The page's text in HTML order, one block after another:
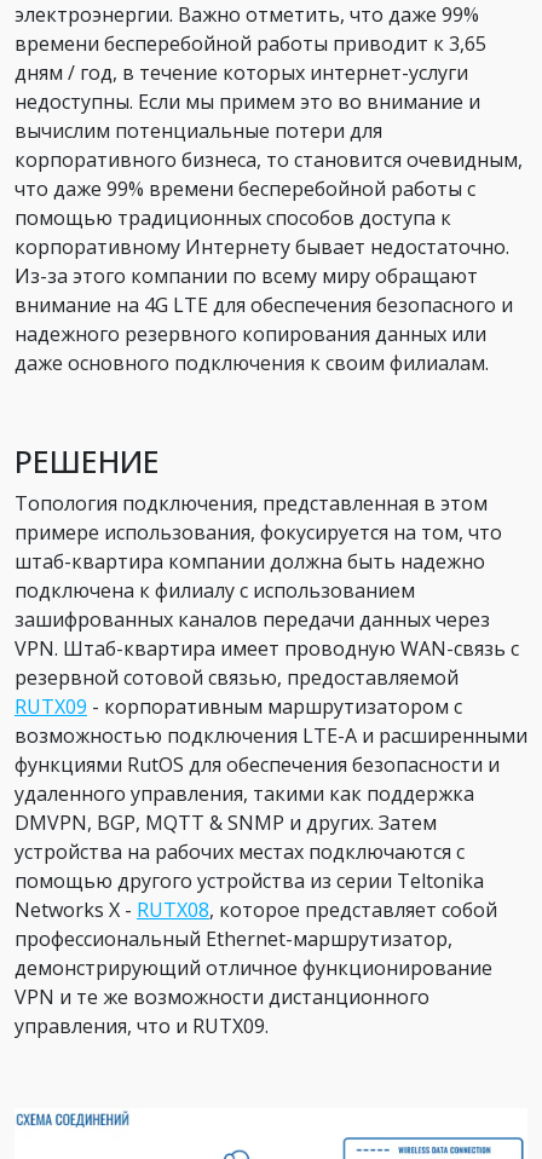
электроэнергии. Важно отметить, что даже 99%
времени бесперебойной работы приводит к 3,65
дням / год, в течение которых интернет-услуги
недоступны. Если мы примем это во внимание и
вычислим потенциальные потери для
корпоративного бизнеса, то становится очевидным,
что даже 99% времени бесперебойной работы с
помощью традиционных способов доступа к
корпоративному Интернету бывает недостаточно.
Из-за этого компании по всему миру обращают
внимание на 4G LTE для обеспечения безопасного и
надежного резервного копирования данных или
даже основного подключения к своим филиалам.
РЕШЕНИЕ
Топология подключения, представленная в этом
примере использования, фокусируется на том, что
штаб-квартира компании должна быть надежно
подключена к филиалу с использованием
зашифрованных каналов передачи данных через
VPN. Штаб-квартира имеет проводную WAN-связь с
резервной сотовой связью, предоставляемой
RUTX09 - корпоративным маршрутизатором с
возможностью подключения LTE-A и расширенными
функциями RutOS для обеспечения безопасности и
удаленного управления, такими как поддержка
DMVPN, BGP, MQTT & SNMP и других. Затем
устройства на рабочих местах подключаются с
помощью другого устройства из серии Teltonika
Networks X - RUTX08, которое представляет собой
профессиональный Ethernet-маршрутизатор,
демонстрирующий отличное функционирование
VPN и те же возможности дистанционного
управления, что и RUTX09.